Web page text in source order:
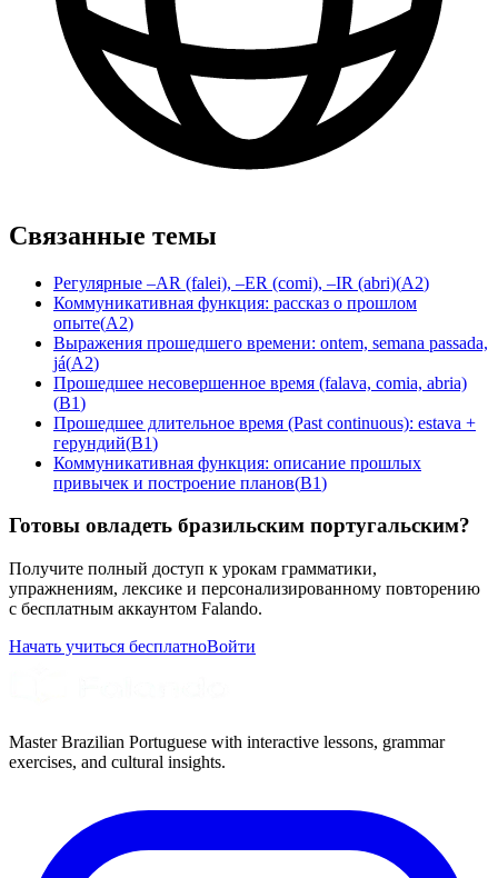
Связанные темы
Регулярные –AR (falei), –ER (comi), –IR (abri)(A2)
Коммуникативная функция: рассказ о прошлом
опыте(A2)
Выражения прошедшего времени: ontem, semana passada,
já(A2)
Прошедшее несовершенное время (falava, comia, abria)
(B1)
Прошедшее длительное время (Past continuous): estava +
герундий(B1)
Коммуникативная функция: описание прошлых
привычек и построение планов(B1)
Готовы овладеть бразильским португальским?
Получите полный доступ к урокам грамматики,
упражнениям, лексике и персонализированному повторению
с бесплатным аккаунтом Falando.
Начать учиться бесплатноВойти
Master Brazilian Portuguese with interactive lessons, grammar
exercises, and cultural insights.